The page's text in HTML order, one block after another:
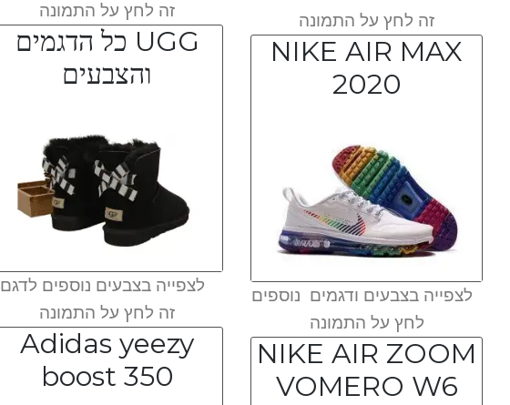
זה לחץ על התמונה
UGG כל הדגמים
והצבעים
לצפייה בצבעים נוספים לדגם
זה לחץ על התמונה
Adidas yeezy
boost 350
זה לחץ על התמונה
NIKE AIR MAX
2020
לצפייה בצבעים ודגמים נוספים
לחץ על התמונה
NIKE AIR ZOOM
VOMERO W6